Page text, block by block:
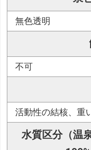
無色透明
不可
活動性の結核、重
水質区分（温